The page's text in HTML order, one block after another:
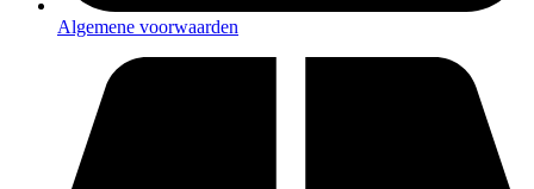
Algemene voorwaarden